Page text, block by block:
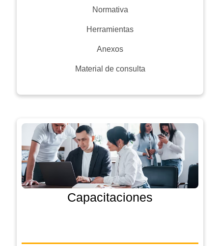
Normativa
Herramientas
Anexos
Material de consulta
Capacitaciones